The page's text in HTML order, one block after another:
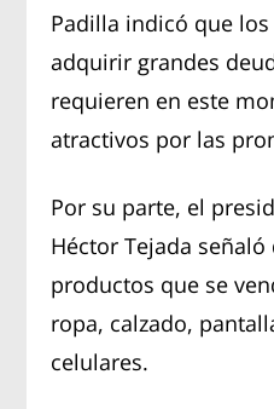
Padilla indicó que
adquirir grandes
requieren en este
atractivos por las
Por su parte, el
Héctor Tejada
productos que se
ropa, calzado,
celulares.